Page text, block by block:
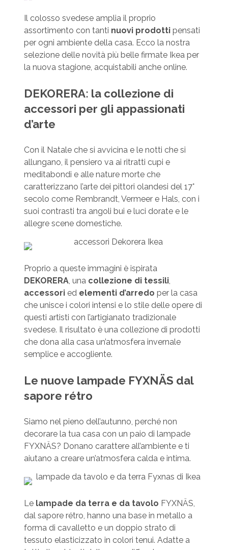
Il colosso svedese amplia il proprio
assortimento con tanti nuovi prodottipensati
per ogni ambiente della casa. Ecco la nostra
selezione delle novità più belle firmate Ikea per
la nuova stagione, acquistabili anche online.
DEKORERA: la collezione di
accessori per gli appassionati
d’arte
Con il Natale che si avvicina e le notti che si
allungano, il pensiero va ai ritratti cupi e
meditabondi e alle nature morte che
caratterizzano l’arte dei pittori olandesi del 17°
secolo come Rembrandt, Vermeer e Hals, con i
suoi contrasti tra angoli bui e luci dorate e le
allegre scene domestiche.
Proprio a queste immagini è ispirata
DEKORERA, una collezione di tessili,
accessoried elementi d’arredo per la casa
che unisce i colori intensi e lo stile delle opere di
questi artisti con l’artigianato tradizionale
svedese. Il risultato è una collezione di prodotti
che dona alla casa un’atmosfera invernale
semplice e accogliente.
Le nuove lampade FYXNÄS dal
sapore rétro
Siamo nel pieno dell’autunno, perché non
decorare la tua casa con un paio di lampade
FYXNÄS? Donano carattere all’ambiente e ti
aiutano a creare un’atmosfera calda e intima.
Le lampade da terra e da tavolo FYXNÄS,
dal sapore rétro, hanno una base in metallo a
forma di cavalletto e un doppio strato di
tessuto elasticizzato in colori tenui. Adatte a